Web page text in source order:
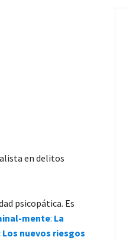
en delitos
psicopática. Es
mente: La
nuevos riesgos